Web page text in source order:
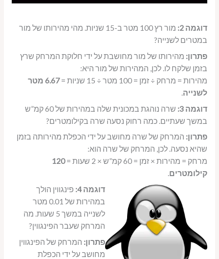
דוגמה 2:
מור רץ 100 מטר ב-15 שניות. מהי מהירותו של מור
במטרים לשנייה?
פתרון: מהירותו של מור מחושבת על ידי חלוקת המרחק שרץ
בזמן שלקח לו. לכן, המהירות של מור היא:
מהירות = מרחק ÷ זמן = 100 מטר ÷ 15 שניות =
6.67 מטר
לשנייה.
דוגמה 3:
שרה נוהגת במכונית שלה במהירות של 60 קמ”ש
במשך שעתיים. כמה רחוק נסעה שרה בקילומטרים?
פתרון: המרחק של שרה מחושב על ידי הכפלת מהירותה בזמן
שהיא נסעה. לכן, המרחק של שרה הוא:
מרחק = מהירות × זמן = 60 קמ”ש × 2 שעות =
120
קילומטרים.
דוגמה 4:
פינגווין הולך
במהירות של 0.01 מטר
לשנייה במשך 5 שעות. מה
המרחק שעבר הפינגווין?
פתרון: המרחק של הפינגווין
מחושב על ידי הכפלת